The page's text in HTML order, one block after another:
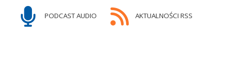
PODCAST AUDIO AKTUALNOŚCI RSS